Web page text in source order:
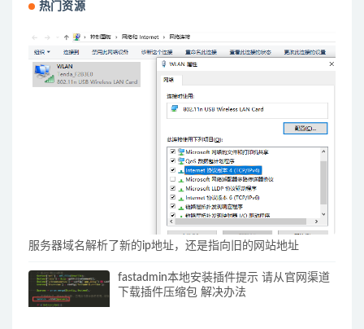
热门资源
服务器域名解析了新的ip地址，还是指向旧的网站地址
fastadmin本地安装插件提示 请从官网渠道
下载插件压缩包 解决办法